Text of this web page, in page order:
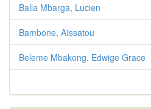
Balla Mbarga, Lucien
Bambone, Aïssatou
Beleme Mbakong, Edwige Grace